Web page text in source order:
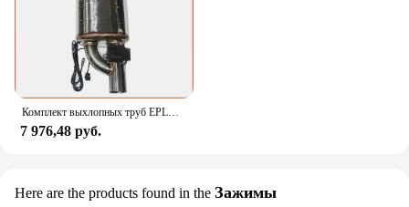
Комплект выхлопных труб EPLUS, универсальный, из нержавеющей стали, с регулируемым углом выхлопной трубы
7 976,48 руб.
Here are the products found in the Зажимы